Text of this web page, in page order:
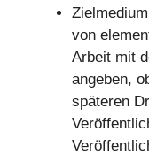
von
Arbeit mit
angeben,
späteren